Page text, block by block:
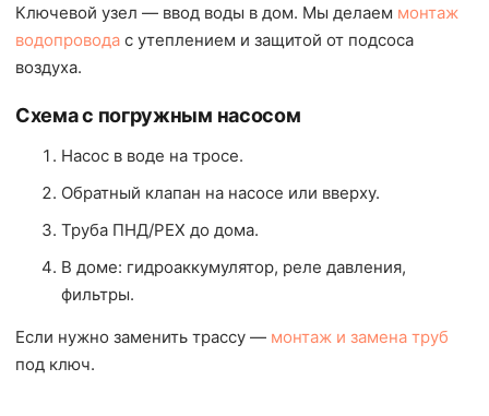
Ключевой узел — ввод воды в дом. Мы делаем монтаж
водопровода с утеплением и защитой от подсоса
воздуха.
Схема с погружным насосом
Насос в воде на тросе.
Обратный клапан на насосе или вверху.
Труба ПНД/PEX до дома.
В доме: гидроаккумулятор, реле давления,
фильтры.
Если нужно заменить трассу — монтаж и замена труб
под ключ.